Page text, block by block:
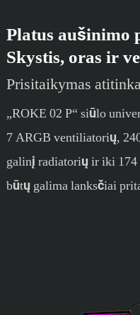
Platus aušinimo
Skystis, oras ir
Prisitaikymas
„ROKE 02 P“ siūlo
7 ARGB ventiliatorių,
galinį radiatorių ir iki
būtų galima lanksčiai